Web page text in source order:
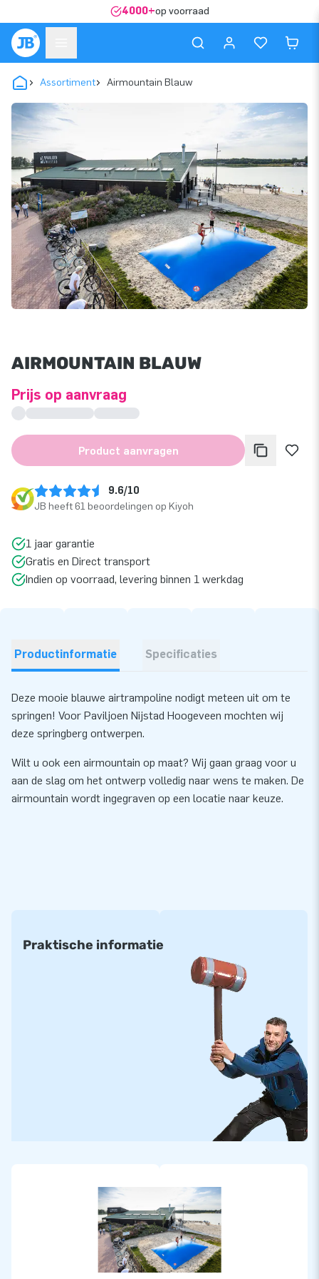
4000+op voorraad
Assortiment Airmountain Blauw
AIRMOUNTAIN BLAUW
Prijs op aanvraag
Product aanvragen
9.6/10
JB heeft 61 beoordelingen op Kiyoh
1 jaar garantie
Gratis en Direct transport
Indien op voorraad, levering binnen 1 werkdag
Productinformatie Specificaties
Deze mooie blauwe airtrampoline nodigt meteen uit om te
springen! Voor Paviljoen Nijstad Hoogeveen mochten wij
deze springberg ontwerpen.
Wilt u ook een airmountain op maat? Wij gaan graag voor u
aan de slag om het ontwerp volledig naar wens te maken. De
airmountain wordt ingegraven op een locatie naar keuze.
Praktische informatie